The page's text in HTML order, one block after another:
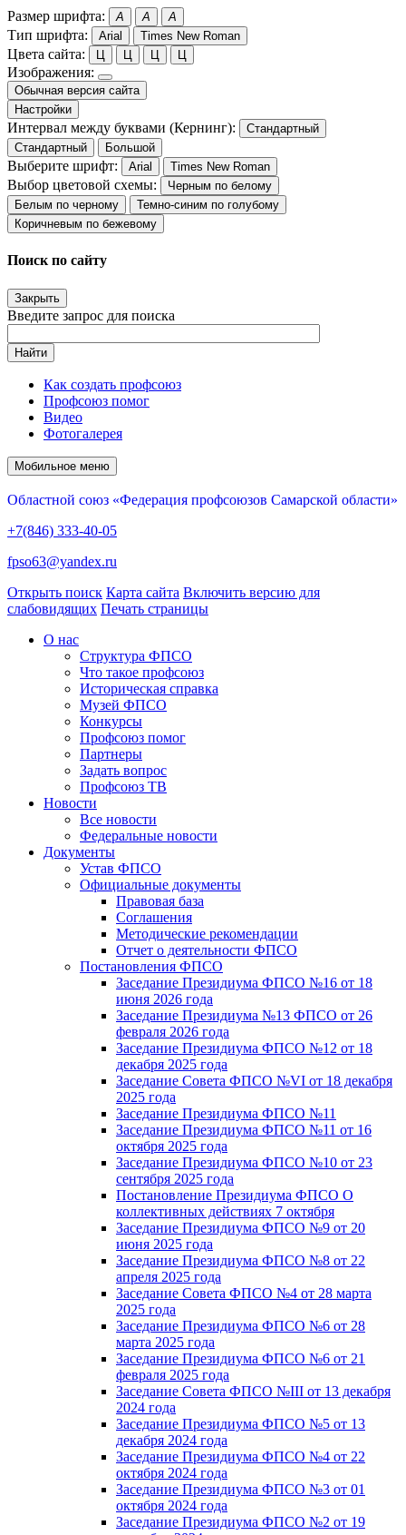
Размер шрифта: A A A
Тип шрифта: Arial Times New Roman
Цвета сайта: Ц Ц Ц Ц
Изображения:
Обычная версия сайта
Настройки
Интервал между буквами (Кернинг):
Стандартный
Стандартный
Большой
Выберите шрифт: Arial Times New Roman
Выбор цветовой схемы:
Черным по белому
Белым по черному
Темно-синим по голубому
Коричневым по бежевому
Поиск по сайту
Закрыть
Введите запрос для поиска
Найти
Как создать профсоюз
Профсоюз помог
Видео
Фотогалерея
Мобильное меню
Областной союз «Федерация профсоюзов Самарской области»
+7(846) 333-40-05
fpso63@yandex.ru
Открыть поиск Карта сайта Включить версию для
слабовидящих Печать страницы
О нас
Структура ФПСО
Что такое профсоюз
Историческая справка
Музей ФПСО
Конкурсы
Профсоюз помог
Партнеры
Задать вопрос
Профсоюз ТВ
Новости
Все новости
Федеральные новости
Документы
Устав ФПСО
Официальные документы
Правовая база
Соглашения
Методические рекомендации
Отчет о деятельности ФПСО
Постановления ФПСО
Заседание Президиума ФПСО №16 от 18
июня 2026 года
Заседание Президиума №13 ФПСО от 26
февраля 2026 года
Заседание Президиума ФПСО №12 от 18
декабря 2025 года
Заседание Совета ФПСО №VI от 18 декабря
2025 года
Заседание Президиума ФПСО №11
Заседание Президиума ФПСО №11 от 16
октября 2025 года
Заседание Президиума ФПСО №10 от 23
сентября 2025 года
Постановление Президиума ФПСО О
коллективных действиях 7 октября
Заседание Президиума ФПСО №9 от 20
июня 2025 года
Заседание Президиума ФПСО №8 от 22
апреля 2025 года
Заседание Совета ФПСО №4 от 28 марта
2025 года
Заседание Президиума ФПСО №6 от 28
марта 2025 года
Заседание Президиума ФПСО №6 от 21
февраля 2025 года
Заседание Совета ФПСО №III от 13 декабря
2024 года
Заседание Президиума ФПСО №5 от 13
декабря 2024 года
Заседание Президиума ФПСО №4 от 22
октября 2024 года
Заседание Президиума ФПСО №3 от 01
октября 2024 года
Заседание Президиума ФПСО №2 от 19